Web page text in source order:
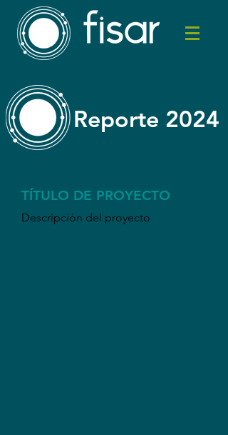
Reporte 2024
TÍTULO DE PROYECTO
Descripción del proyecto